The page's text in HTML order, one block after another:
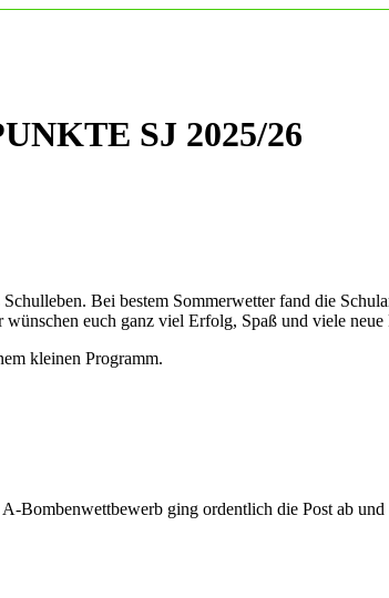
SJ 2025/26
Bei bestem Sommerwetter fand die
euch ganz viel Erfolg, Spaß und viele neue
kleinen Programm.
Bombenwettbewerb ging ordentlich die Post ab und